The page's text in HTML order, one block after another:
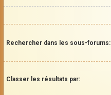
Rechercher dans les sous-forums:
Classer les résultats par: